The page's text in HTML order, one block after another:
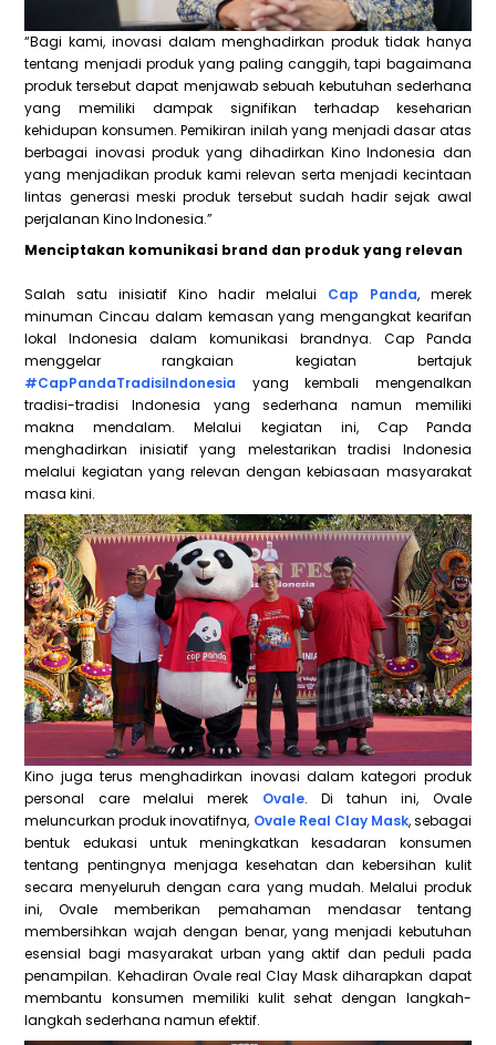
“Bagi kami, inovasi dalam menghadirkan produk tidak hanya
tentang menjadi produk yang paling canggih, tapi bagaimana
produk tersebut dapat menjawab sebuah kebutuhan sederhana
yang memiliki dampak signifikan terhadap keseharian
kehidupan konsumen. Pemikiran inilah yang menjadi dasar atas
berbagai inovasi produk yang dihadirkan Kino Indonesia dan
yang menjadikan produk kami relevan serta menjadi kecintaan
lintas generasi meski produk tersebut sudah hadir sejak awal
perjalanan Kino Indonesia.”
Menciptakan komunikasi brand dan produk yang relevan
Salah satu inisiatif Kino hadir melalui Cap Panda, merek
minuman Cincau dalam kemasan yang mengangkat kearifan
lokal Indonesia dalam komunikasi brandnya. Cap Panda
menggelar rangkaian kegiatan bertajuk
#CapPandaTradisiIndonesia yang kembali mengenalkan
tradisi-tradisi Indonesia yang sederhana namun memiliki
makna mendalam. Melalui kegiatan ini, Cap Panda
menghadirkan inisiatif yang melestarikan tradisi Indonesia
melalui kegiatan yang relevan dengan kebiasaan masyarakat
masa kini.
Kino juga terus menghadirkan inovasi dalam kategori produk
personal care melalui merek Ovale. Di tahun ini, Ovale
meluncurkan produk inovatifnya, Ovale Real Clay Mask, sebagai
bentuk edukasi untuk meningkatkan kesadaran konsumen
tentang pentingnya menjaga kesehatan dan kebersihan kulit
secara menyeluruh dengan cara yang mudah. Melalui produk
ini, Ovale memberikan pemahaman mendasar tentang
membersihkan wajah dengan benar, yang menjadi kebutuhan
esensial bagi masyarakat urban yang aktif dan peduli pada
penampilan. Kehadiran Ovale real Clay Mask diharapkan dapat
membantu konsumen memiliki kulit sehat dengan langkah-
langkah sederhana namun efektif.